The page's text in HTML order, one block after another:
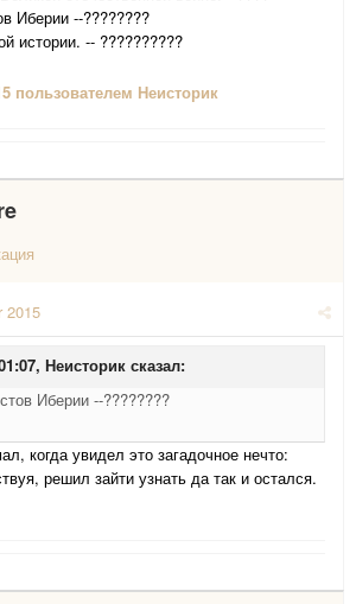
Иберии --????????
истории. -- ??????????
пользователем Неисторик
2015
Неисторик сказал:
Иберии --????????
когда увидел это загадочное нечто:
решил зайти узнать да так и остался.